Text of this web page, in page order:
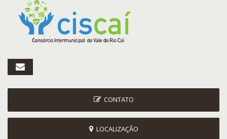
CONTATO
LOCALIZAÇÃO